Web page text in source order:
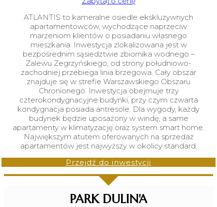
ATLANTIS to kameralne osiedle ekskluzywnych
apartamentowców, wychodzące naprzeciw
marzeniom klientów o posiadaniu własnego
mieszkania. Inwestycja zlokalizowana jest w
bezpośrednim sąsiedztwie zbiornika wodnego –
Zalewu Zegrzyńskiego, od strony południowo-
zachodniej przebiega linia brzegowa. Cały obszar
znajduje się w strefie Warszawskiego Obszaru
Chronionego. Inwestycja obejmuje trzy
czterokondygnacyjne budynki, przy czym czwarta
kondygnacja posiada antresole. Dla wygody, każdy
budynek będzie uposażony w windę, a same
apartamenty w klimatyzację oraz system smart home.
Największym atutem oferowanych na sprzedaż
apartamentów jest najwyższy w okolicy standard.
Przejdź do inwestycji
PARK DULIN'A